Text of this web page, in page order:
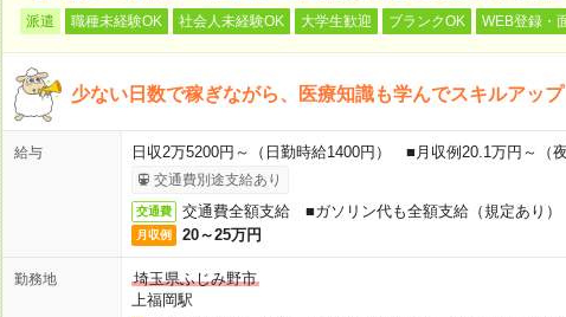
派遣 職種未経験OK 社会人未経験OK 大学生歓迎 ブランクOK WEB登録・
少ない日数で稼ぎながら、医療知識も学んでスキルアップ
給与 日収2万5200円～（日勤時給1400円） ■月収例20.1万円～（夜
交通費別途支給あり
交通費 交通費全額支給 ■ガソリン代も全額支給（規定あり
月収例 20～25万円
勤務地
埼玉県ふじみ野市
上福岡駅